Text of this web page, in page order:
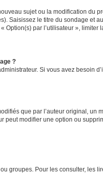
sujet ou la modification du
Saisissez le titre du sondage
Option(s) par l’utilisateur »,
?
Si vous avez besoin
que par l’auteur original,
peut modifier une option ou
groupes. Pour les consulter, les